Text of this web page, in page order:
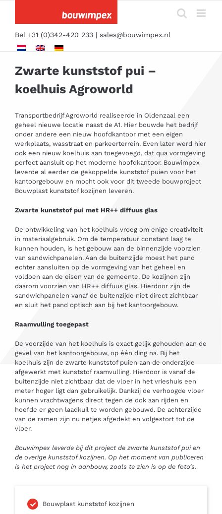
inhoud
Bel +31 (0)342-420 233 | sales@bouwimpex.nl
Zwarte kunststof pui –
koelhuis Agroworld
Transportbedrijf Agroworld realiseerde in Oldenzaal een
geheel nieuwe locatie naast de A1. Hier bouwde het bedrijf
onder andere een nieuw hoofdkantoor met een eigen
werkplaats, wasstraat en parkeerterrein. Even later werd hier
ook een nieuw koelhuis aan toegevoegd, dat qua vormgeving
perfect aansluit op het moderne hoofdkantoor. Bouwimpex
leverde al eerder de gekoppelde kunststof puien voor het
kantoorgebouw en mocht ook voor dit tweede bouwproject
Bouwplast kunststof kozijnen leveren.
Zwarte kunststof pui met HR++ diffuus glas
De ontwikkeling van het koelhuis vroeg om enige creativiteit
in materiaalgebruik. Om de temperatuur constant laag te
kunnen houden, is het gebouw aan de binnenzijde voorzien
van sandwichpanelen. Aan de buitenzijde moest het pand
echter aansluiten op de vormgeving van het geheel en
voldoen aan de eisen van de gemeente. De kozijnen zijn
daarom voorzien van HR++ diffuus glas. Hierdoor zijn de
sandwichpanelen vanaf de buitenzijde niet direct zichtbaar
en sluit het pand optisch aan bij het kantoorgebouw.
Raamvulling toegepast
De voorzijde van het koelhuis is exact gelijk gehouden aan de
gevel van het kantoorgebouw, op één ding na. Bij het
koelhuis zijn de zwarte kunststof puien aan de onderzijde
afgewerkt met kunststof raamvulling. Hierdoor is vanaf de
buitenzijde niet zichtbaar dat de vloer in het vrieshuis een
meter hoger ligt dan gebruikelijk. Dankzij de verhoogde vloer
kunnen vrachtwagens direct tegen de dok aan rijden en
hoefde er geen laadkuil te worden gebouwd. De achterzijde
van de ramen zijn nu netjes afgedekt en volgestort tot de
vloer.
Bouwimpex leverde bij dit project de zwarte kunststof pui en
de overige kunststof kozijnen. Op het moment van publiceren
is het project nog in aanbouw, zoals te zien is op de foto’s.
Bouwplast kunststof kozijnen